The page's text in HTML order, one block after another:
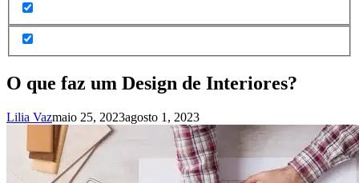
O que faz um Design de Interiores?
Lilia Vazmaio 25, 2023agosto 1, 2023